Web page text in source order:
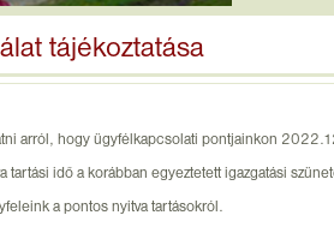
tájékoztatása
arról, hogy ügyfélkapcsolati pontjainkon
tartási idő a korábban egyeztetett igazgatási
a pontos nyitva tartásokról.